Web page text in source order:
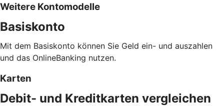
Weitere Kontomodelle
Basiskonto
Mit dem Basiskonto können Sie Geld ein- und auszahlen
und das OnlineBanking nutzen.
Karten
Debit- und Kreditkarten vergleichen